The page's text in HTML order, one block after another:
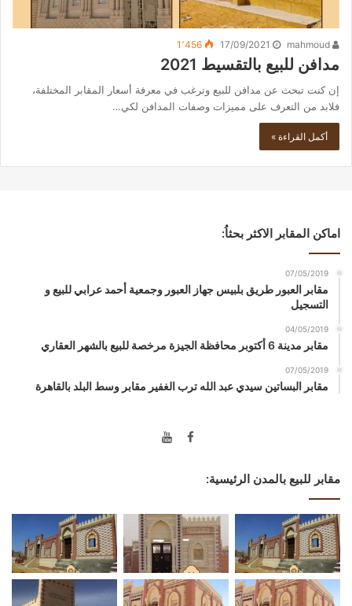
mahmoud
17/09/2021 1٬456
مدافن للبيع بالتقسيط 2021
إن كنت تبحث عن مدافن للبيع وترغب في معرفة أسعار المقابر المختلفة،
فلابد من التعرف على مميزات وصفات المدافن لكي…
أكمل القراءة »
اماكن المقابر الاكثر بحثاُ:
07/05/2019
مقابر العبور طريق بلبيس جهاز العبور وجمعية أحمد عرابي للبيع و
التسجيل
04/05/2019
مقابر مدينة 6 أكتوبر محافظة الجيزة مرخصة للبيع بالشهر العقاري
07/05/2019
مقابر البساتين سيدي عبد الله ترب الغفير مقابر وسط البلد بالقاهرة
مقابر للبيع بالمدن الرئيسية: